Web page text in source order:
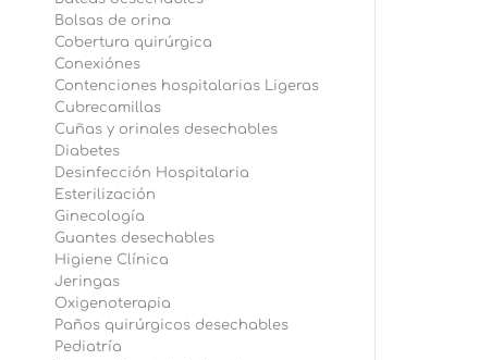
Bolsas de orina
Cobertura quirúrgica
Conexiónes
Contenciones hospitalarias Ligeras
Cubrecamillas
Cuñas y orinales desechables
Diabetes
Desinfección Hospitalaria
Esterilización
Ginecología
Guantes desechables
Higiene Clínica
Jeringas
Oxigenoterapia
Paños quirúrgicos desechables
Pediatría